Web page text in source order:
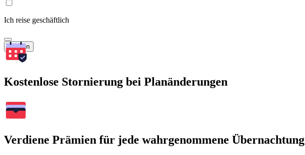
Ich reise geschäftlich
Suchen
Kostenlose Stornierung bei Planänderungen
Verdiene Prämien für jede wahrgenommene Übernachtung